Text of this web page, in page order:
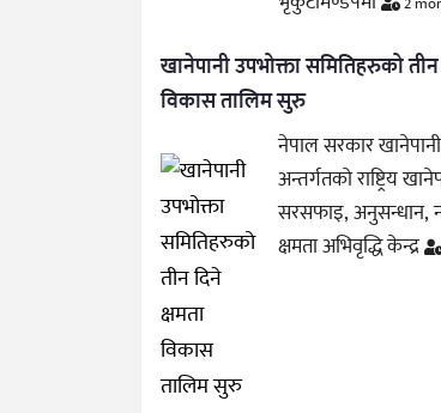
खानेपानी उपभोक्ता समितिहरुको तीन
विकास तालिम सुरु
नेपाल सरकार
अन्तर्गतको राष्ट्रिय
सरसफाइ, अनुसन्धान,
क्षमता अभिवृद्धि केन्द्र